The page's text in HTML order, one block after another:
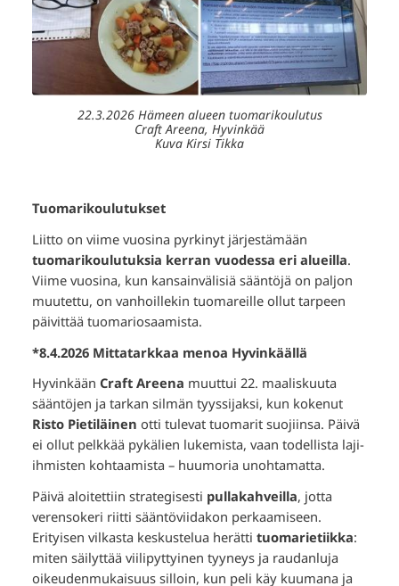
22.3.2026 Hämeen alueen tuomarikoulutus
Craft Areena, Hyvinkää
Kuva Kirsi Tikka
Tuomarikoulutukset
Liitto on viime vuosina pyrkinyt järjestämään
tuomarikoulutuksia kerran vuodessa eri alueilla.
Viime vuosina, kun kansainvälisiä sääntöjä on paljon
muutettu, on vanhoillekin tuomareille ollut tarpeen
päivittää tuomariosaamista.
*8.4.2026 Mittatarkkaa menoa Hyvinkäällä
Hyvinkään Craft Areena muuttui 22. maaliskuuta
sääntöjen ja tarkan silmän tyyssijaksi, kun kokenut
Risto Pietiläinen otti tulevat tuomarit suojiinsa. Päivä
ei ollut pelkkää pykälien lukemista, vaan todellista laji-
ihmisten kohtaamista – huumoria unohtamatta.
Päivä aloitettiin strategisesti pullakahveilla, jotta
verensokeri riitti sääntöviidakon perkaamiseen.
Erityisen vilkasta keskustelua herätti tuomarietiikka:
miten säilyttää viilipyttyinen tyyneys ja raudanluja
oikeudenmukaisuus silloin, kun peli käy kuumana ja